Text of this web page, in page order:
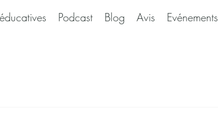
Podcast Blog Avis Evénements